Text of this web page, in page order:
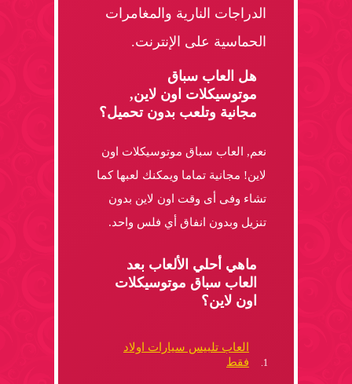
الدراجات النارية والمغامرات
الحماسية على الإنترنت.
هل العاب سباق
موتوسيكلات اون لاين,
مجانية وتلعب بدون تحميل؟
نعم, العاب سباق موتوسيكلات اون
لاين! مجانية تماما ويمكنك لعبها كما
تشاء وفى أى وقت اون لاين بدون
تنزيل وبدون انفاق أي فلس واحد.
ماهي أحلي الألعاب بعد
العاب سباق موتوسيكلات
اون لاين؟
العاب تلبيس سيارات اولاد
فقط